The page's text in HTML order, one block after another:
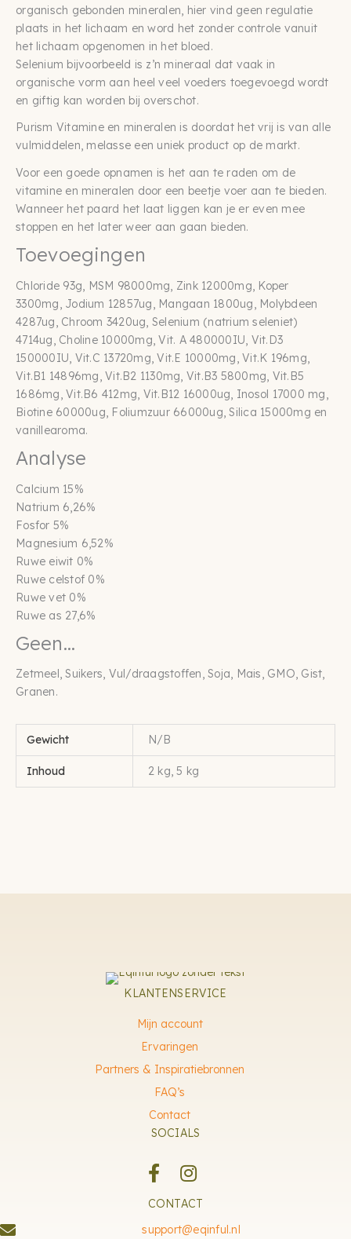
organisch gebonden mineralen, hier vind geen regulatie
plaats in het lichaam en word het zonder controle vanuit
het lichaam opgenomen in het bloed.
Selenium bijvoorbeeld is z’n mineraal dat vaak in
organische vorm aan heel veel voeders toegevoegd wordt
en giftig kan worden bij overschot.
Purism Vitamine en mineralen is doordat het vrij is van alle
vulmiddelen, melasse een uniek product op de markt.
Voor een goede opnamen is het aan te raden om de
vitamine en mineralen door een beetje voer aan te bieden.
Wanneer het paard het laat liggen kan je er even mee
stoppen en het later weer aan gaan bieden.
Toevoegingen
Chloride 93g, MSM 98000mg, Zink 12000mg, Koper
3300mg, Jodium 12857ug, Mangaan 1800ug, Molybdeen
4287ug, Chroom 3420ug, Selenium (natrium seleniet)
4714ug, Choline 10000mg, Vit. A 480000IU, Vit.D3
150000IU, Vit.C 13720mg, Vit.E 10000mg, Vit.K 196mg,
Vit.B1 14896mg, Vit.B2 1130mg, Vit.B3 5800mg, Vit.B5
1686mg, Vit.B6 412mg, Vit.B12 16000ug, Inosol 17000 mg,
Biotine 60000ug, Foliumzuur 66000ug, Silica 15000mg en
vanillearoma.
Analyse
Calcium 15%
Natrium 6,26%
Fosfor 5%
Magnesium 6,52%
Ruwe eiwit 0%
Ruwe celstof 0%
Ruwe vet 0%
Ruwe as 27,6%
Geen…
Zetmeel, Suikers, Vul/draagstoffen, Soja, Mais, GMO, Gist,
Granen.
Gewicht N/B
Inhoud 2 kg, 5 kg
KLANTENSERVICE
Mijn account
Ervaringen
Partners & Inspiratiebronnen
FAQ’s
Contact
SOCIALS
CONTACT
support@eqinful.nl